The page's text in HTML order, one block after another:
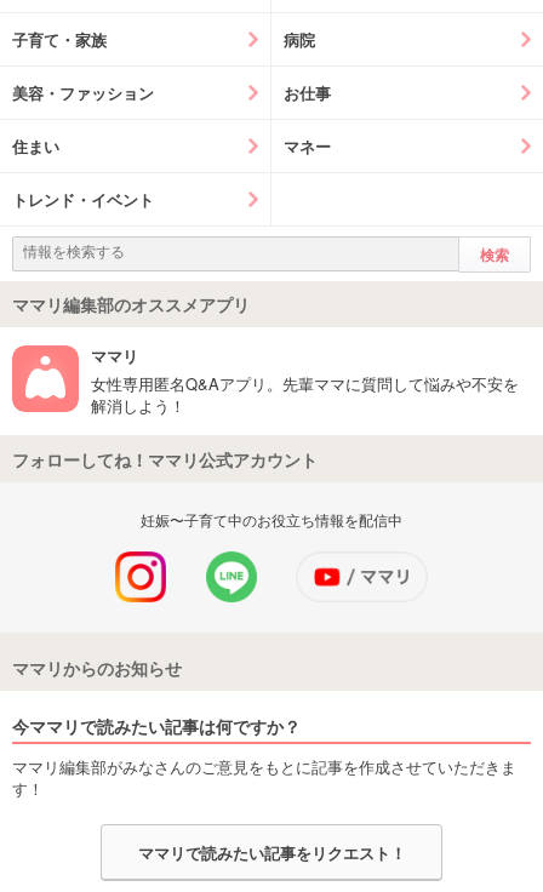
子育て・家族 病院
美容・ファッション お仕事
住まい マネー
トレンド・イベント
ママリ編集部のオススメアプリ
ママリ
女性専用匿名Q&Aアプリ。先輩ママに質問して悩みや不安を
解消しよう！
フォローしてね！ママリ公式アカウント
妊娠〜子育て中のお役立ち情報を配信中
ママリからのお知らせ
今ママリで読みたい記事は何ですか？
ママリ編集部がみなさんのご意見をもとに記事を作成させていただきま
す！
ママリで読みたい記事をリクエスト！